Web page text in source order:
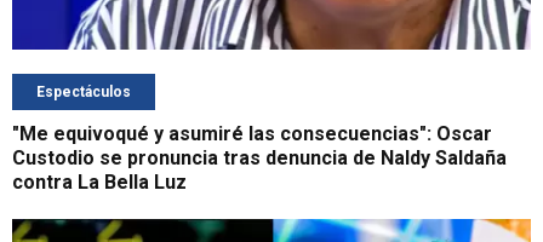
Espectáculos
"Me equivoqué y asumiré las consecuencias": Oscar
Custodio se pronuncia tras denuncia de Naldy Saldaña
contra La Bella Luz